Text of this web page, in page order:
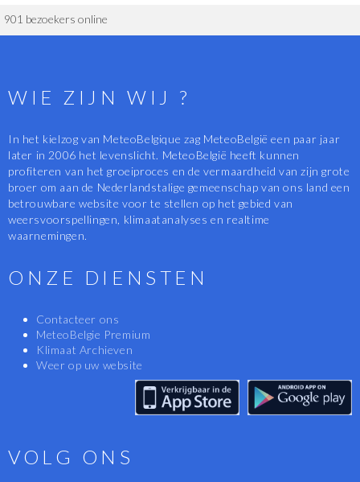
901 bezoekers online
WIE ZIJN WIJ ?
In het kielzog van MeteoBelgique zag MeteoBelgië een paar jaar
later in 2006 het levenslicht. MeteoBelgië heeft kunnen
profiteren van het groeiproces en de vermaardheid van zijn grote
broer om aan de Nederlandstalige gemeenschap van ons land een
betrouwbare website voor te stellen op het gebied van
weersvoorspellingen, klimaatanalyses en realtime
waarnemingen.
ONZE DIENSTEN
Contacteer ons
MeteoBelgie Premium
Klimaat Archieven
Weer op uw website
VOLG ONS